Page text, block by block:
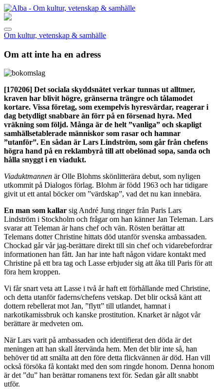
Om kultur, vetenskap & samhälle
Om att inte ha en adress
[170206] Det sociala skyddsnätet verkar tunnas ut alltmer,
kraven har blivit högre, gränserna trängre och tålamodet
kortare. Vissa företag, som exempelvis hyresvärdar, reagerar i
dag betydligt snabbare än förr på en försenad hyra. Med
vräkning som följd. Många är de helt ”vanliga” och skapligt
samhällsetablerade människor som rasar och hamnar
”utanför”. En sådan är Lars Lindström, som går från chefens
högra hand på en reklambyrå till att obelönad sopa, sanda och
hålla snyggt i en viadukt.
Viaduktmannen är Olle Blohms skönlitterära debut, som nyligen
utkommit på Dialogos förlag. Blohm är född 1963 och har tidigare
givit ut ett antal böcker om ”värdskap”, vad det nu kan innebära.
En man som kallar sig André Jung ringer från Paris Lars
Lindström i Stockholm och frågar om han känner Jan Teleman. Lars
svarar att Teleman är hans chef och vän. Rösten berättar att
Telemans dotter Christine hittats död utanför svenska ambassaden.
Chockad går vår jag-berättare direkt till sin chef och vidarebefordrar
informationen han fått. Jan har inte haft någon vidare kontakt med
Christine på ett bra tag och Lasse erbjuder sig att åka till Paris för att
föra hem kroppen.
Vi får snart veta att Lasse i två år haft ett förhållande med Christine,
och detta utanför faderns/chefens vetskap. Det blir också känt att
dottern rebellerat mot Jan, ”flytt” till utlandet, hamnat i
narkotikamissbruk och kanske prostitution. Knarket är något vår
berättare är medveten om.
När Lars varit på ambassaden och identifierat den döda är det
meningen att han skall återvända hem. Men det blir inte så, han
behöver tid att smälta att den före detta flickvännen är död. Han vill
också försöka få kontakt med den som ringde honom. Denna honom
är det ”du” han berättar romanens text för. Sedan går allt snabbt
utför.